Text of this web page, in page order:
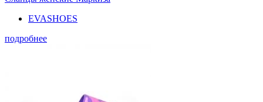
EVASHOES
подробнее